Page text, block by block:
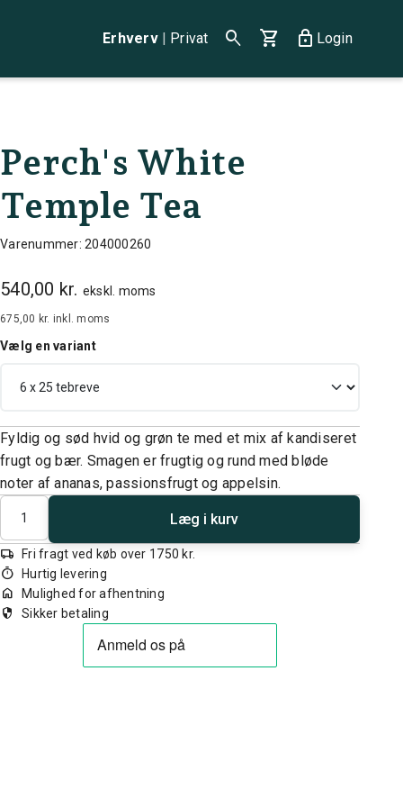
Erhverv | Privat search shopping_cart lock Login
Perch's White
Temple Tea
Varenummer: 204000260
540,00 kr. ekskl. moms
675,00 kr. inkl. moms
Vælg en variant
Fyldig og sød hvid og grøn te med et mix af kandiseret
frugt og bær. Smagen er frugtig og rund med bløde
noter af ananas, passionsfrugt og appelsin.
Antal
Læg i kurv
local_shipping Fri fragt ved køb over 1750 kr.
timer Hurtig levering
home Mulighed for afhentning
security Sikker betaling